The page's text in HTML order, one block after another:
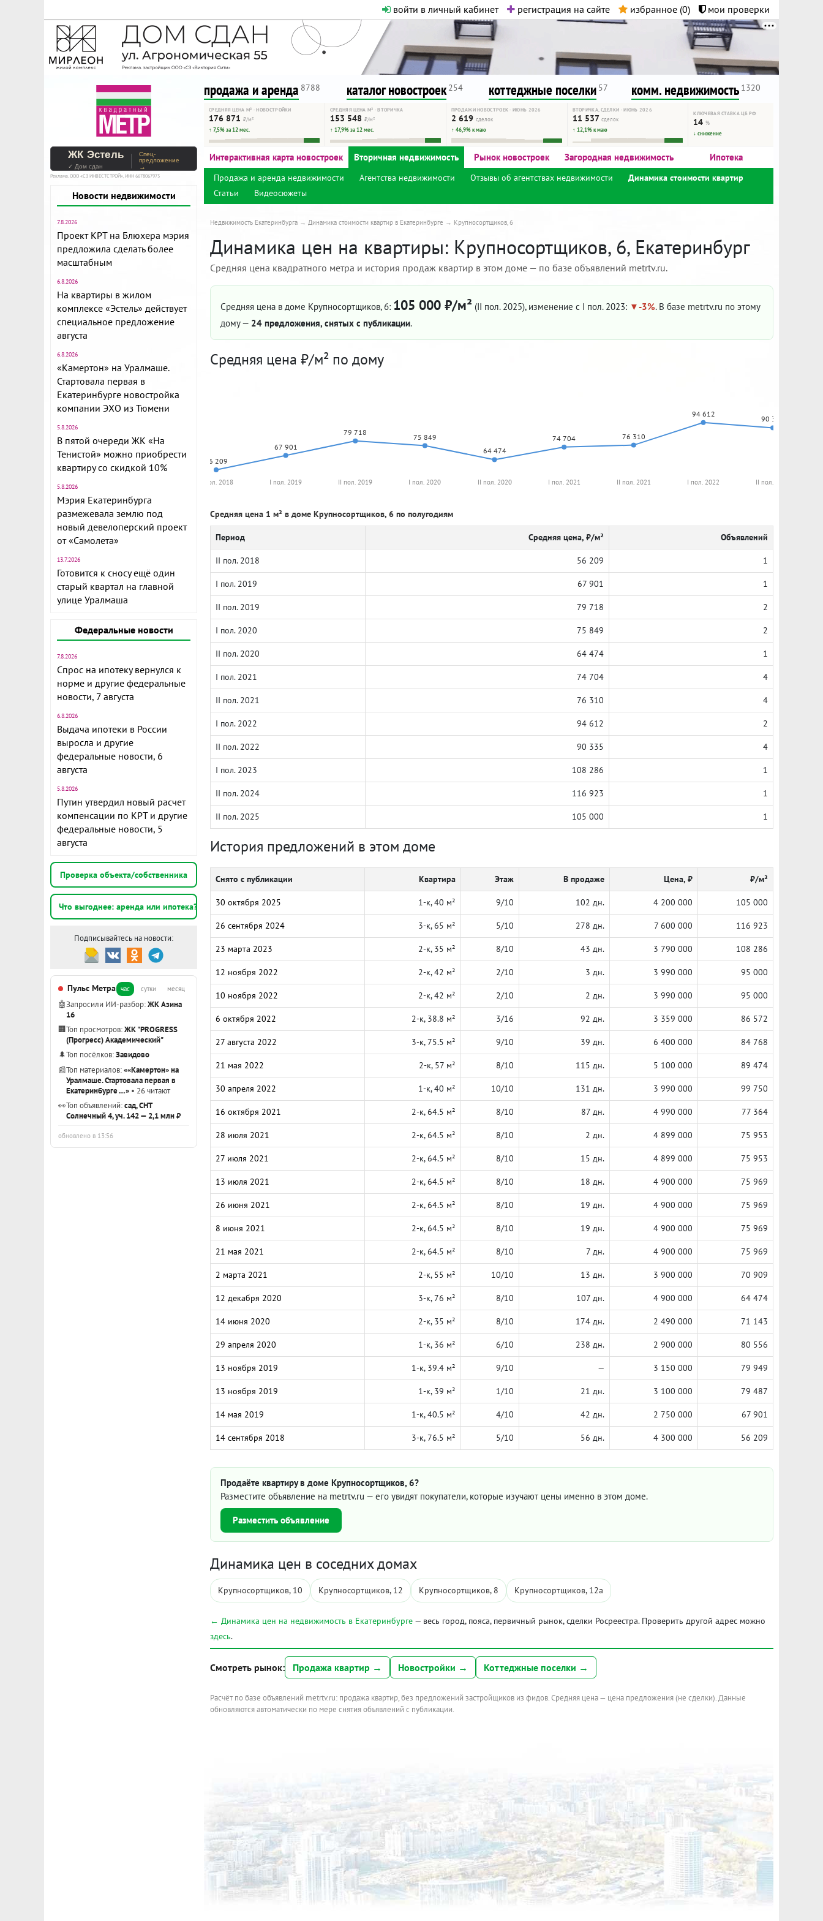
войти в личный кабинет регистрация на сайте избранное (0) мои проверки
На Метре реклама - только нормальная. Никакого шок-контента.
Помогайте независимому ресурсу, как он помогает вам. Удачи!
продажа и аренда 8788 каталог новостроек 254 коттеджные поселки 57 комм. недвижимость 1320
СРЕДНЯЯ ЦЕНА М² · НОВОСТРОЙКИ
176 871 ₽/м²
↑ 7,5% за 12 мес.
СРЕДНЯЯ ЦЕНА М² · ВТОРИЧКА
153 548 ₽/м²
↑ 17,9% за 12 мес.
ПРОДАЖИ НОВОСТРОЕК · ИЮНЬ 2026
2 619 сделок
↑ 46,9% к маю
ВТОРИЧКА, СДЕЛКИ · ИЮНЬ 2026
11 537 сделок
↑ 12,1% к маю
КЛЮЧЕВАЯ СТАВКА ЦБ РФ
14%
↓ снижение
ЖК Эстель
✓ Дом сдан
Спец-
предложение
→
Реклама. ООО «СЗ ИНВЕСТСТРОЙ», ИНН 6678067973
Новости недвижимости
7.8.2026
Проект КРТ на Блюхера мэрия
предложила сделать более
масштабным
6.8.2026
На квартиры в жилом
комплексе «Эстель» действует
специальное предложение
августа
6.8.2026
«Камертон» на Уралмаше.
Стартовала первая в
Екатеринбурге новостройка
компании ЭХО из Тюмени
5.8.2026
В пятой очереди ЖК «На
Тенистой» можно приобрести
квартиру со скидкой 10%
5.8.2026
Мэрия Екатеринбурга
размежевала землю под
новый девелоперский проект
от «Самолета»
13.7.2026
Готовится к сносу ещё один
старый квартал на главной
улице Уралмаша
Федеральные новости
7.8.2026
Спрос на ипотеку вернулся к
норме и другие федеральные
новости, 7 августа
6.8.2026
Выдача ипотеки в России
выросла и другие
федеральные новости, 6
августа
5.8.2026
Путин утвердил новый расчет
компенсации по КРТ и другие
федеральные новости, 5
августа
Проверка объекта/собственника
Что выгоднее: аренда или ипотека?
Подписывайтесь на новости:
Пульс Метра час сутки месяц
🤖Запросили ИИ-разбор:ЖК Азина
16
🏢Топ просмотров:ЖК "PROGRESS
(Прогресс) Академический"
🌲Топ посёлков:Завидово
📰Топ материалов:««Камертон» на
Уралмаше. Стартовала первая в
Екатеринбурге …» • 26 читают
👀Топ объявлений:сад, СНТ
Солнечный 4, уч. 142 — 2,1 млн ₽
обновлено в 13:56
Интерактивная карта новостроек Вторичная недвижимость Рынок новостроек Загородная недвижимость Ипотека
Продажа и аренда недвижимости Агентства недвижимости Отзывы об агентствах недвижимости
Динамика стоимости квартир
Статьи
Видеосюжеты
Недвижимость Екатеринбурга Динамика стоимости квартир в Екатеринбурге Крупносортщиков, 6
Динамика цен на квартиры: Крупносортщиков, 6, Екатеринбург
Средняя цена квадратного метра и история продаж квартир в этом доме — по базе объявлений metrtv.ru.
Средняя цена в доме Крупносортщиков, 6: 105 000 ₽/м² (II пол. 2025), изменение с I пол. 2023: -3%. В базе metrtv.ru по этому
дому — 24 предложения, снятых с публикации.
Средняя цена ₽/м² по дому
56 209
67 901
79 718
75 849
64 474
74 704 76 310
94 612
90 335
II пол. 2018 I пол. 2019 II пол. 2019 I пол. 2020 II пол. 2020 I пол. 2021 II пол. 2021 I пол. 2022 II пол. 2022
Средняя цена 1 м² в доме Крупносортщиков, 6 по полугодиям
Период Средняя цена, ₽/м² Объявлений
II пол. 2018 56 209 1
I пол. 2019 67 901 1
II пол. 2019 79 718 2
I пол. 2020 75 849 2
II пол. 2020 64 474 1
I пол. 2021 74 704 4
II пол. 2021 76 310 4
I пол. 2022 94 612 2
II пол. 2022 90 335 4
I пол. 2023 108 286 1
II пол. 2024 116 923 1
II пол. 2025 105 000 1
История предложений в этом доме
Снято с публикации Квартира Этаж В продаже Цена, ₽ ₽/м²
30 октября 2025 1-к, 40 м² 9/10 102 дн. 4 200 000 105 000
26 сентября 2024 3-к, 65 м² 5/10 278 дн. 7 600 000 116 923
23 марта 2023 2-к, 35 м² 8/10 43 дн. 3 790 000 108 286
12 ноября 2022 2-к, 42 м² 2/10 3 дн. 3 990 000 95 000
10 ноября 2022 2-к, 42 м² 2/10 2 дн. 3 990 000 95 000
6 октября 2022 2-к, 38.8 м² 3/16 92 дн. 3 359 000 86 572
27 августа 2022 3-к, 75.5 м² 9/10 39 дн. 6 400 000 84 768
21 мая 2022 2-к, 57 м² 8/10 115 дн. 5 100 000 89 474
30 апреля 2022 1-к, 40 м² 10/10 131 дн. 3 990 000 99 750
16 октября 2021 2-к, 64.5 м² 8/10 87 дн. 4 990 000 77 364
28 июля 2021 2-к, 64.5 м² 8/10 2 дн. 4 899 000 75 953
27 июля 2021 2-к, 64.5 м² 8/10 15 дн. 4 899 000 75 953
13 июля 2021 2-к, 64.5 м² 8/10 18 дн. 4 900 000 75 969
26 июня 2021 2-к, 64.5 м² 8/10 19 дн. 4 900 000 75 969
8 июня 2021 2-к, 64.5 м² 8/10 19 дн. 4 900 000 75 969
21 мая 2021 2-к, 64.5 м² 8/10 7 дн. 4 900 000 75 969
2 марта 2021 2-к, 55 м² 10/10 13 дн. 3 900 000 70 909
12 декабря 2020 3-к, 76 м² 8/10 107 дн. 4 900 000 64 474
14 июня 2020 2-к, 35 м² 8/10 174 дн. 2 490 000 71 143
29 апреля 2020 1-к, 36 м² 6/10 238 дн. 2 900 000 80 556
13 ноября 2019 1-к, 39.4 м² 9/10 — 3 150 000 79 949
13 ноября 2019 1-к, 39 м² 1/10 21 дн. 3 100 000 79 487
14 мая 2019 1-к, 40.5 м² 4/10 42 дн. 2 750 000 67 901
14 сентября 2018 3-к, 76.5 м² 5/10 56 дн. 4 300 000 56 209
Продаёте квартиру в доме Крупносортщиков, 6?
Разместите объявление на metrtv.ru — его увидят покупатели, которые изучают цены именно в этом доме.
Разместить объявление
Динамика цен в соседних домах
Крупносортщиков, 10 Крупносортщиков, 12 Крупносортщиков, 8 Крупносортщиков, 12а
← Динамика цен на недвижимость в Екатеринбурге — весь город, пояса, первичный рынок, сделки Росреестра. Проверить другой адрес можно
здесь.
Смотреть рынок: Продажа квартир → Новостройки → Коттеджные поселки →
Расчёт по базе объявлений metrtv.ru: продажа квартир, без предложений застройщиков из фидов. Средняя цена — цена предложения (не сделки). Данные
обновляются автоматически по мере снятия объявлений с публикации.